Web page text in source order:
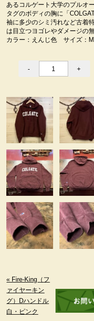
あるコルゲート大学のプルオ
タグのボディの胸に「
袖に多少のシミ汚れなど古着
は目立つヨゴレやダメージの
カラー：えんじ色 サイズ：M
« Fire-King（フ
ァイヤーキン
グ）Dハンドル
白・ピンク